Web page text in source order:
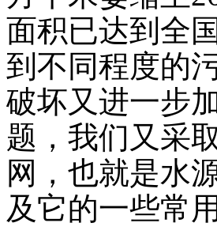
面积已达到全
到不同程度的
破坏又进一步
题，我们又采
网，也就是水
及它的一些常